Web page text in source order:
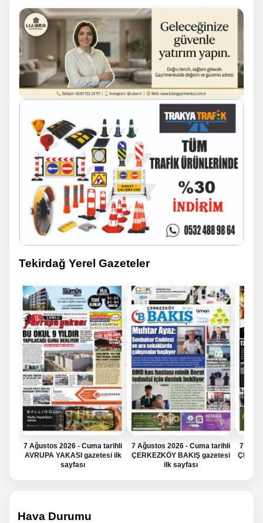
Tekirdağ Yerel Gazeteler
7 Ağustos 2026 - Cuma tarihli
AVRUPA YAKASI gazetesi ilk
sayfası
7 Ağustos 2026 - Cuma tarihli
ÇERKEZKÖY BAKIŞ gazetesi
ilk sayfası
7
Hava Durumu